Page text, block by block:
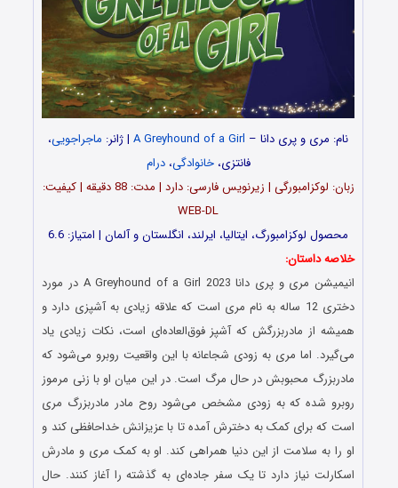
نام: مری و پری دانا –
A Greyhound of a Girl | ژانر: ماجراجویی،
فانتزی،خانوادگی،درام
زبان: لوکزامبورگی | زیرنویس فارسی: دارد | مدت‌: 88 دقیقه | کیفیت:
WEB-DL
محصول لوکزامبورگ، ایتالیا، ایرلند، انگلستان و آلمان | امتیاز: 6.6
خلاصه داستان:
انیمیشن مری و پری دانا A Greyhound of a Girl 2023 در مورد
دختری 12 ساله به نام مری است که علاقه زیادی به آشپزی دارد و
همیشه از مادربزرگش که آشپز فوق‌العاده‌ای است، نکات زیادی یاد
می‌گیرد. اما مری به زودی شجاعانه با این واقعیت روبرو می‌شود که
مادربزرگ محبوبش در حال مرگ است. در این میان او با زنی مرموز
روبرو شده که به زودی مشخص می‌شود روح مادر مادربزرگ مری
است که برای کمک به دخترش آمده تا با عزیزانش خداحافظی کند و
او را به سلامت از این دنیا همراهی کند. او به کمک مری و مادرش
اسکارلت نیاز دارد تا یک سفر جاده‌ای به گذشته را آغاز کنند. حال